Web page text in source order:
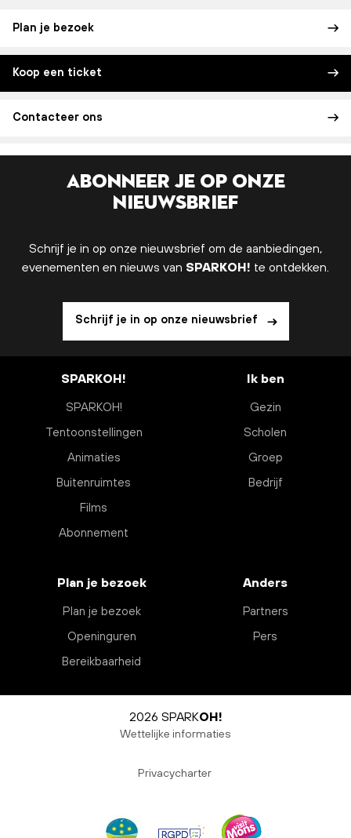
Plan je bezoek
Koop een ticket
Contacteer ons
Abonneer je op onze
nieuwsbrief
Schrijf je in op onze nieuwsbrief om de aanbiedingen,
evenementen en nieuws van SPARKOH! te ontdekken.
Schrijf je in op onze nieuwsbrief
SPARKOH!
SPARKOH!
Tentoonstellingen
Animaties
Buitenruimtes
Films
Abonnement
Ik ben
Gezin
Scholen
Groep
Bedrijf
Plan je bezoek
Plan je bezoek
Openinguren
Bereikbaarheid
Anders
Partners
Pers
2026 SPARKOH!
Wettelijke informaties
Privacycharter